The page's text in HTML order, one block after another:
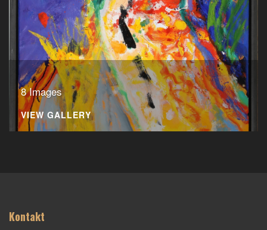
8 Images
VIEW GALLERY
Kontakt